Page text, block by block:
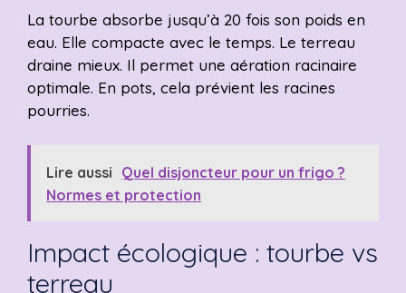
La tourbe absorbe jusqu’à 20 fois son poids en
eau. Elle compacte avec le temps. Le terreau
draine mieux. Il permet une aération racinaire
optimale. En pots, cela prévient les racines
pourries.
Lire aussi Quel disjoncteur pour un frigo ?
Normes et protection
Impact écologique : tourbe vs
terreau